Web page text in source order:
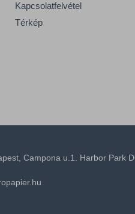
szolgál, mint a
Kapcsolatfelvétel
Térkép
Campona u.1. Harbor Park